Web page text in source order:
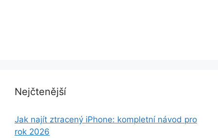
Nejčtenější
Jak najít ztracený iPhone: kompletní návod pro
rok 2026